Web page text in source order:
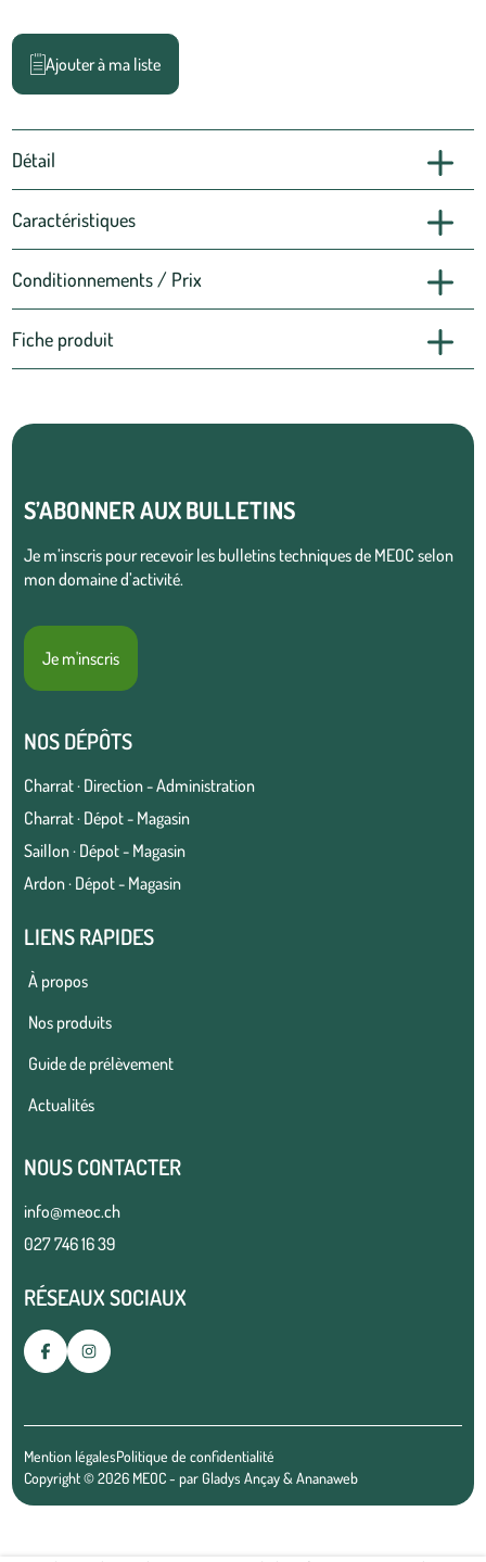
Ajouter à ma liste
Détail
Caractéristiques
Conditionnements / Prix
Fiche produit
S’ABONNER AUX BULLETINS
Je m’inscris pour recevoir les bulletins techniques de MEOC selon
mon domaine d’activité.
Je m'inscris
NOS DÉPÔTS
Charrat · Direction - Administration
Charrat · Dépot - Magasin
Saillon · Dépot - Magasin
Ardon · Dépot - Magasin
LIENS RAPIDES
À propos
Nos produits
Guide de prélèvement
Actualités
NOUS CONTACTER
info@meoc.ch
027 746 16 39
RÉSEAUX SOCIAUX
Mention légalesPolitique de confidentialité
Copyright © 2026 MEOC - parGladys Ançay&Ananaweb